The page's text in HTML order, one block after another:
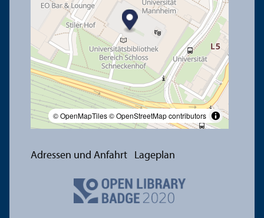
© OpenMapTiles© OpenStreetMap contributors
Adressen und Anfahrt Lageplan